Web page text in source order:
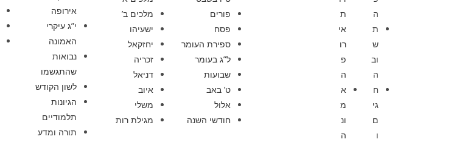
ה
ת
ש
וב
ה
ח
גי
ם
ו
ת
אי
רו
פ
ה
א
מ
ונ
ה
פורים
פסח
ספירת העומר
ל”ג בעומר
שבועות
ט’ באב
אלול
חודשי השנה
מלכים ב’
ישעיהו
יחזקאל
זכריה
דניאל
איוב
משלי
מגילת רות
אירופה
י”ג עיקרי
האמונה
נבואות
שהתגשמו
לשון הקודש
הגיונות
תלמודיים
תורה ומדע